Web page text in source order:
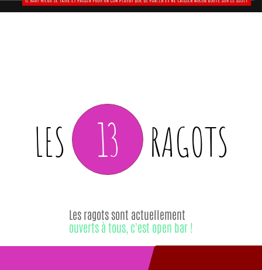
LES 13 RAGOTS
Les ragots sont actuellement
ouverts à tous, c'est open bar !